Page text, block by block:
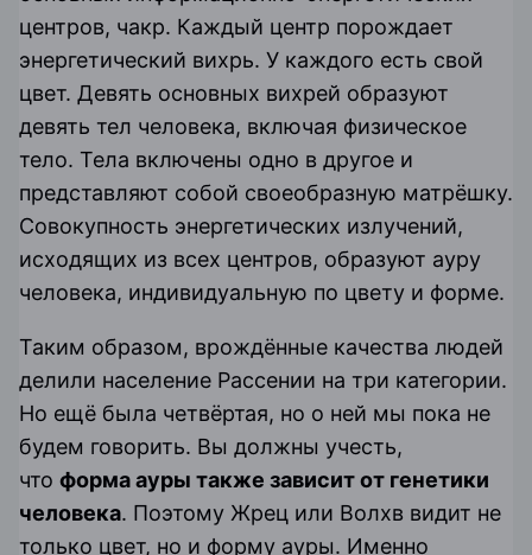
центров, чакр. Каждый центр порождает
энергетический вихрь. У каждого есть свой
цвет. Девять основных вихрей образуют
девять тел человека, включая физическое
тело. Тела включены одно в другое и
представляют собой своеобразную матрёшку.
Совокупность энергетических излучений,
исходящих из всех центров, образуют ауру
человека, индивидуальную по цвету и форме.
Таким образом, врождённые качества людей
делили население Рассении на три категории.
Но ещё была четвёртая, но о ней мы пока не
будем говорить. Вы должны учесть,
что форма ауры также зависит от генетики
человека. Поэтому Жрец или Волхв видит не
только цвет, но и форму ауры. Именно